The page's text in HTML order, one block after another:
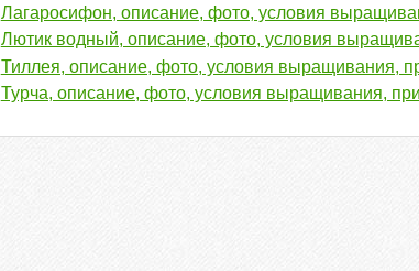
Лагаросифон, описание, фото, условия
Лютик водный, описание, фото, условия
Тиллея, описание, фото, условия выращивания,
Турча, описание, фото, условия выращивания,